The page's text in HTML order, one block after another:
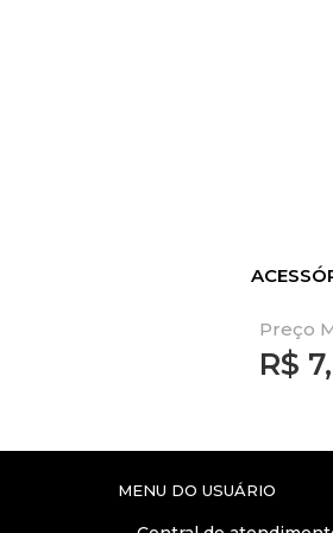
Preço
R$
MENU DO USUÁRIO